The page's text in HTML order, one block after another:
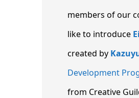
members of our
like to introduce
created by
Development
from Creative